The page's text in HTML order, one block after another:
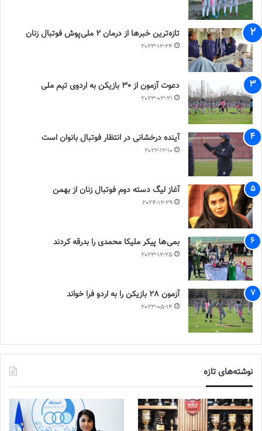
تازه‌ترین خبرها از درمان ۲ ملی‌پوش فوتبال زنان
2023-12-24
دعوت آزمون از 30 بازیکن به اردوی تیم ملی
2023-03-21
آینده درخشانی در انتظار فوتبال بانوان است
2022-12-10
آغاز لیگ دسته دوم فوتبال زنان از بهمن
2024-12-29
بمی‌ها پیکر ملیکا محمدی را بدرقه کردند
2023-12-25
آزمون 28 بازیکن را به اردو فرا خواند
2023-05-14
نوشته‌های تازه